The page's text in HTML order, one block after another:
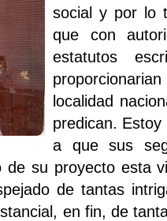
social y por lo
que con
estatutos
localidad
predican.
a que sus
de su proyecto esta
de tantas
en fin, de